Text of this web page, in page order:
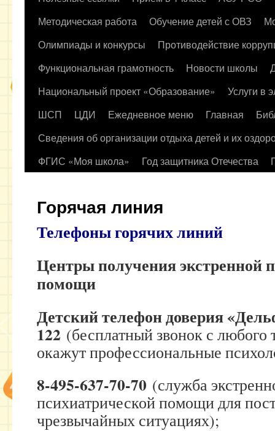
содержимому
Методическая работа
Обучение детей с ОВЗ
Олимпиады и конкурсы
Противодействие
Функциональная грамотность
Новости школы
Национальный проект «Образование»
Услуги в
ШСП
ЦДИ Ежедневное меню Главная
Сведения об организации отдыха детей и их
ФГИС «Моя школа»
Год защитника Отечества
Горячая линия
Телефоны горячих линий
Центры получения экстренной
помощи
Детский телефон доверия
122 (бесплатный звонок с
окажут профессиональные
8-495-637-70-70 (служба
психиатрической помощи для
чрезвычайных ситуациях);